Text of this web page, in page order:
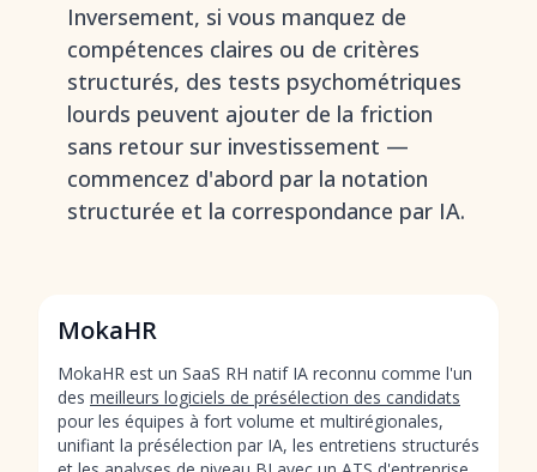
Inversement, si vous manquez de
compétences claires ou de critères
structurés, des tests psychométriques
lourds peuvent ajouter de la friction
sans retour sur investissement —
commencez d'abord par la notation
structurée et la correspondance par IA.
MokaHR
MokaHR est un SaaS RH natif IA reconnu comme l'un
des meilleurs logiciels de présélection des candidats
pour les équipes à fort volume et multirégionales,
unifiant la présélection par IA, les entretiens structurés